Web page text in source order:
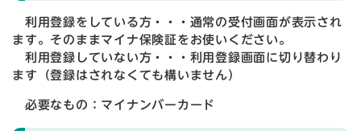
利用登録をしている方・・・通常の受付画面が表示され
ます。そのままマイナ保険証をお使いください。
利用登録していない方・・・利用登録画面に切り替わり
ます（登録はされなくても構いません）
必要なもの：マイナンバーカード